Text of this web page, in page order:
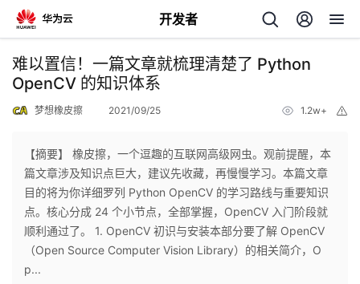
开发者
返
回
个
人
主
我
的
难以置信！一篇文章就梳理清楚了 Python
OpenCV 的知识体系
梦想橡皮擦 2021/09/25 1.2w+
【摘要】 橡皮擦，一个逗趣的互联网高级网虫。观前提醒，本
篇文章涉及知识点巨大，建议先收藏，再慢慢学习。本篇文章
目的将为你详细罗列 Python OpenCV 的学习路线与重要知识
点。核心分成 24 个小节点，全部掌握，OpenCV 入门阶段就
顺利通过了。 1. OpenCV 初识与安装本部分要了解 OpenCV
（Open Source Computer Vision Library）的相关简介，O
p...